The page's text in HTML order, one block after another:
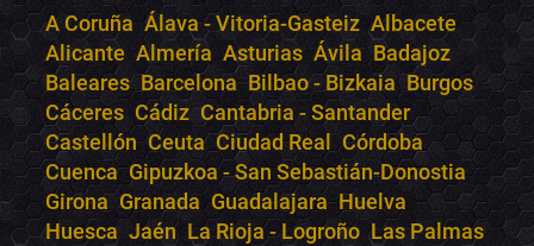
A Coruña Álava - Vitoria-Gasteiz Albacete
Alicante Almería Asturias Ávila Badajoz
Baleares Barcelona Bilbao - Bizkaia Burgos
Cáceres Cádiz Cantabria - Santander
Castellón Ceuta Ciudad Real Córdoba
Cuenca Gipuzkoa - San Sebastián-Donostia
Girona Granada Guadalajara Huelva
Huesca Jaén La Rioja - Logroño Las Palmas
Bololoco · conciertos.club
Online · Te ayudo a encontrar conciertos